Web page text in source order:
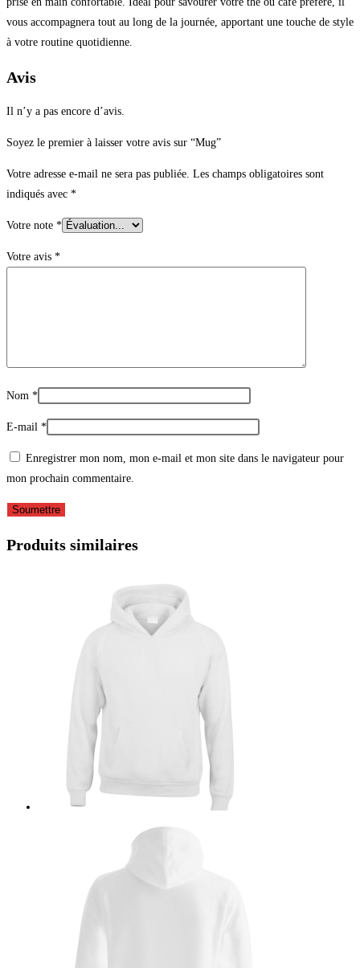
vous accompagnera tout au long de la journée, apportant une touche de style
à votre routine quotidienne.
Avis
Il n’y a pas encore d’avis.
Soyez le premier à laisser votre avis sur “Mug”
Votre adresse e-mail ne sera pas publiée. Les champs obligatoires sont
indiqués avec *
Votre note *
Votre avis *
Nom *
E-mail *
Enregistrer mon nom, mon e-mail et mon site dans le navigateur pour
mon prochain commentaire.
Produits similaires